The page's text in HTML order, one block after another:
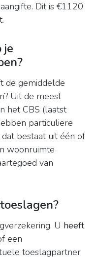
Dit is €1120
je
de gemiddelde
Uit de meest
het CBS (laatst
particuliere
bestaat uit één of
woonruimte
van
U heeft
een
toeslagpartner